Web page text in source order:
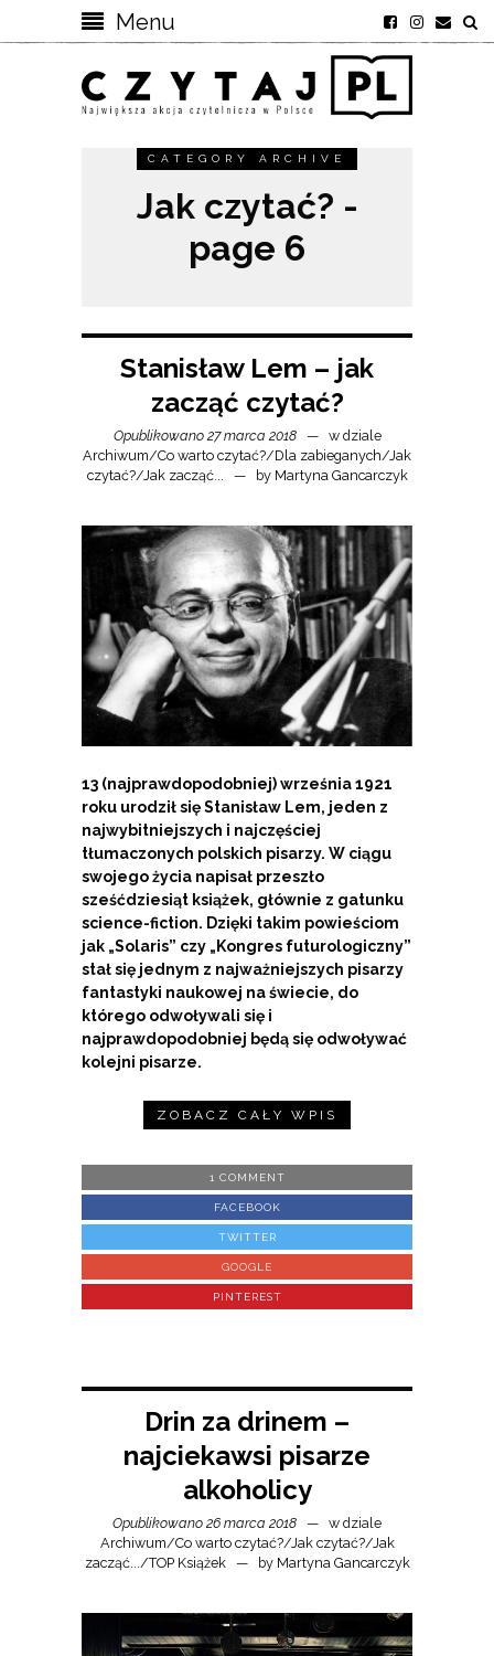
Menu
CATEGORY ARCHIVE
Jak czytać? -
page 6
Stanisław Lem – jak
zacząć czytać?
Opublikowano 27 marca 2018
w dziale
Archiwum/Co warto czytać?/Dla zabieganych/Jak
czytać?/Jak zacząć... by Martyna Gancarczyk
13 (najprawdopodobniej) września 1921
roku urodził się Stanisław Lem, jeden z
najwybitniejszych i najczęściej
tłumaczonych polskich pisarzy. W ciągu
swojego życia napisał przeszło
sześćdziesiąt książek, głównie z gatunku
science-fiction. Dzięki takim powieściom
jak „Solaris” czy „Kongres futurologiczny”
stał się jednym z najważniejszych pisarzy
fantastyki naukowej na świecie, do
którego odwoływali się i
najprawdopodobniej będą się odwoływać
kolejni pisarze.
ZOBACZ CAŁY WPIS
1 COMMENT
FACEBOOK
TWITTER
GOOGLE
PINTEREST
Drin za drinem –
najciekawsi pisarze
alkoholicy
Opublikowano 26 marca 2018
w dziale
Archiwum/Co warto czytać?/Jak czytać?/Jak
zacząć.../TOP Książek by Martyna Gancarczyk